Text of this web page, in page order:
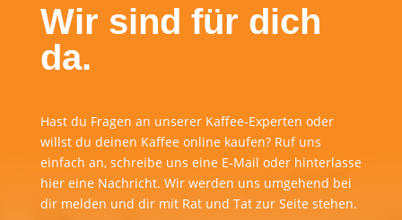
Wir sind für dich
da.
Hast du Fragen an unserer Kaffee-Experten oder
willst du deinen Kaffee online kaufen? Ruf uns
einfach an, schreibe uns eine E-Mail oder hinterlasse
hier eine Nachricht. Wir werden uns umgehend bei
dir melden und dir mit Rat und Tat zur Seite stehen.